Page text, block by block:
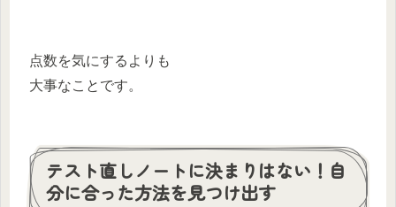
点数を気にするよりも
大事なことです。
テスト直しノートに決まりはない！自
分に合った方法を見つけ出す